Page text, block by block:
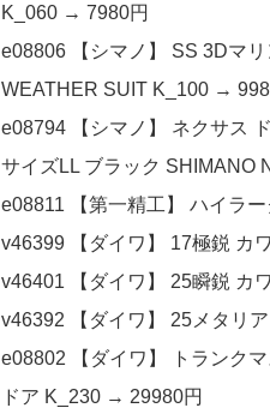
K_060 → 7980円
e08806 【シマノ】 SS 3Dマ
WEATHER SUIT K_100 →
e08794 【シマノ】 ネクサス
サイズLL ブラック SHIMANO
e08811 【第一精工】 ハイラ
v46399 【ダイワ】 17極鋭 カ
v46401 【ダイワ】 25瞬鋭 カ
v46392 【ダイワ】 25メタリ
e08802 【ダイワ】 トランク
ドア K_230 → 29980円